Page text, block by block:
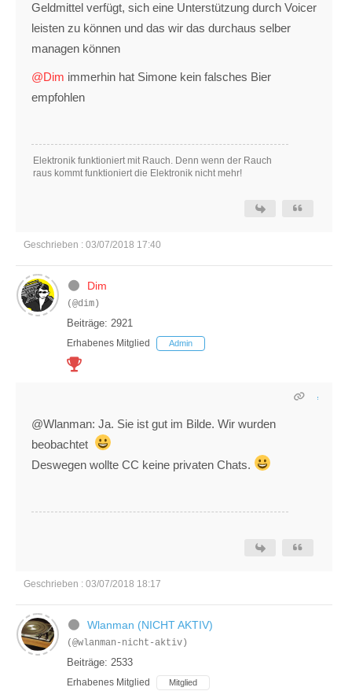
Geldmittel verfügt, sich eine Unterstützung durch Voicer
leisten zu können und das wir das durchaus selber
managen können
@Dim immerhin hat Simone kein falsches Bier
empfohlen
Elektronik funktioniert mit Rauch. Denn wenn der Rauch
raus kommt funktioniert die Elektronik nicht mehr!
Geschrieben : 03/07/2018 17:40
Dim
(@dim)
Beiträge: 2921
Erhabenes Mitglied Admin
@Wlanman: Ja. Sie ist gut im Bilde. Wir wurden
beobachtet
Deswegen wollte CC keine privaten Chats.
Geschrieben : 03/07/2018 18:17
Wlanman (NICHT AKTIV)
(@wlanman-nicht-aktiv)
Beiträge: 2533
Erhabenes Mitglied Mitglied